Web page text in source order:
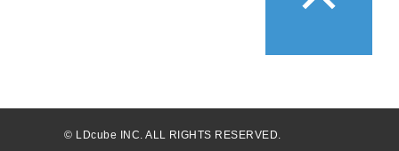
© LDcube INC. ALL RIGHTS RESERVED.